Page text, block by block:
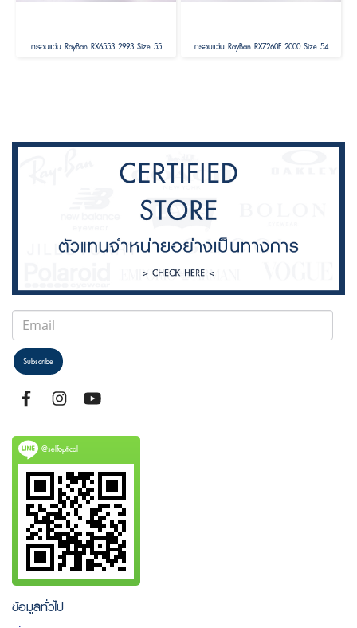
กรอบแว่น RayBan RX6553 2993 Size 55 กรอบแว่น RayBan RX7260F 2000 Size 54
Subscribe
@selfoptical
ข้อมูลทั่วไป